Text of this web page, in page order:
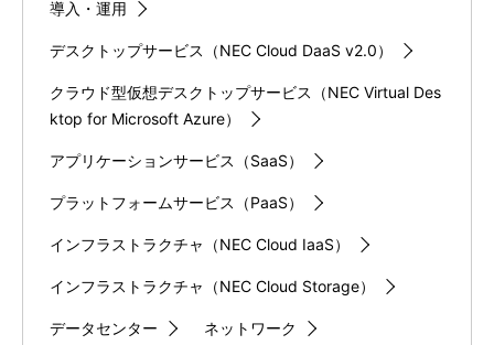
導入・運用
デスクトップサービス（NEC Cloud DaaS v2.0）
クラウド型仮想デスクトップサービス（NEC Virtual Des
ktop for Microsoft Azure）
アプリケーションサービス（SaaS）
プラットフォームサービス（PaaS）
インフラストラクチャ（NEC Cloud IaaS）
インフラストラクチャ（NEC Cloud Storage）
データセンター ネットワーク